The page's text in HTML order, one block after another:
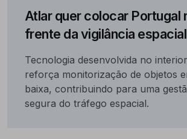
Atlar quer colocar Portugal
frente da vigilância espacial
Tecnologia desenvolvida no
reforça monitorização de objetos
baixa, contribuindo para uma
segura do tráfego espacial.